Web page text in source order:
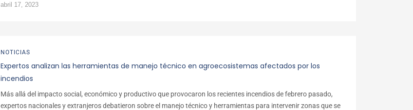
abril 17, 2023
NOTICIAS
Expertos analizan las herramientas de manejo técnico en agroecosistemas afectados por los
incendios
Más allá del impacto social, económico y productivo que provocaron los recientes incendios de febrero pasado,
expertos nacionales y extranjeros debatieron sobre el manejo técnico y herramientas para intervenir zonas que se